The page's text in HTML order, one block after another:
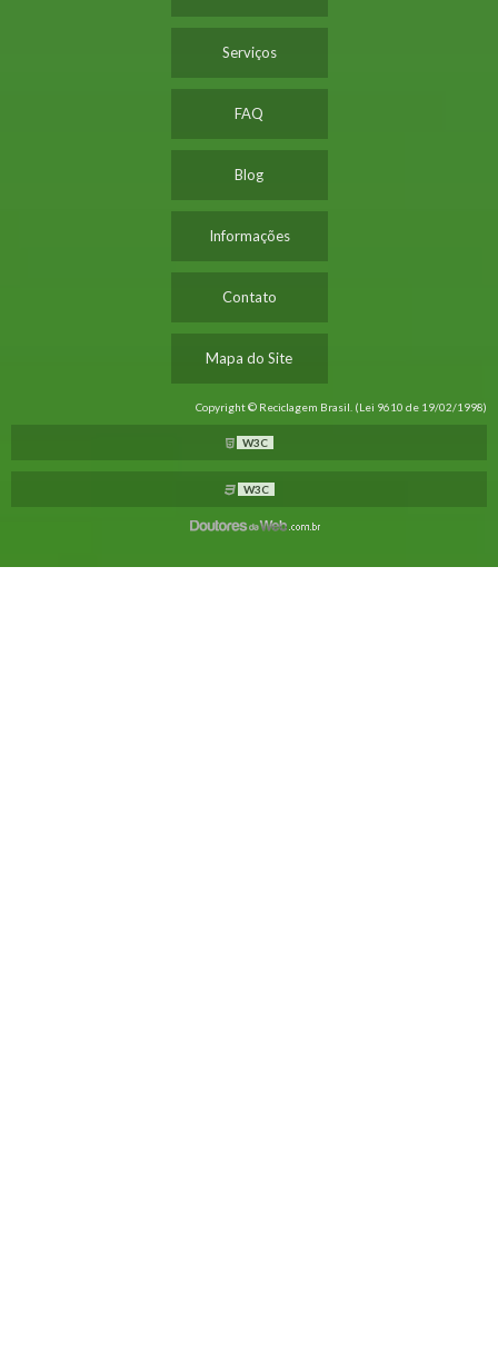
Serviços
FAQ
Blog
Informações
Contato
Mapa do Site
Copyright © Reciclagem Brasil. (Lei 9610 de 19/02/1998)
W3C
W3C